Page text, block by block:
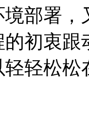
部署，
的初衷
轻轻松松